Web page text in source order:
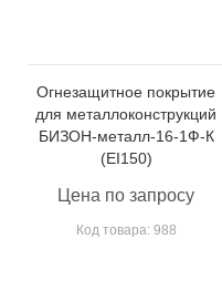
Огнезащитное покрытие
для металлоконструкций
БИЗОН-металл-16-1Ф-К
(EI150)
Цена по запросу
Код товара: 988